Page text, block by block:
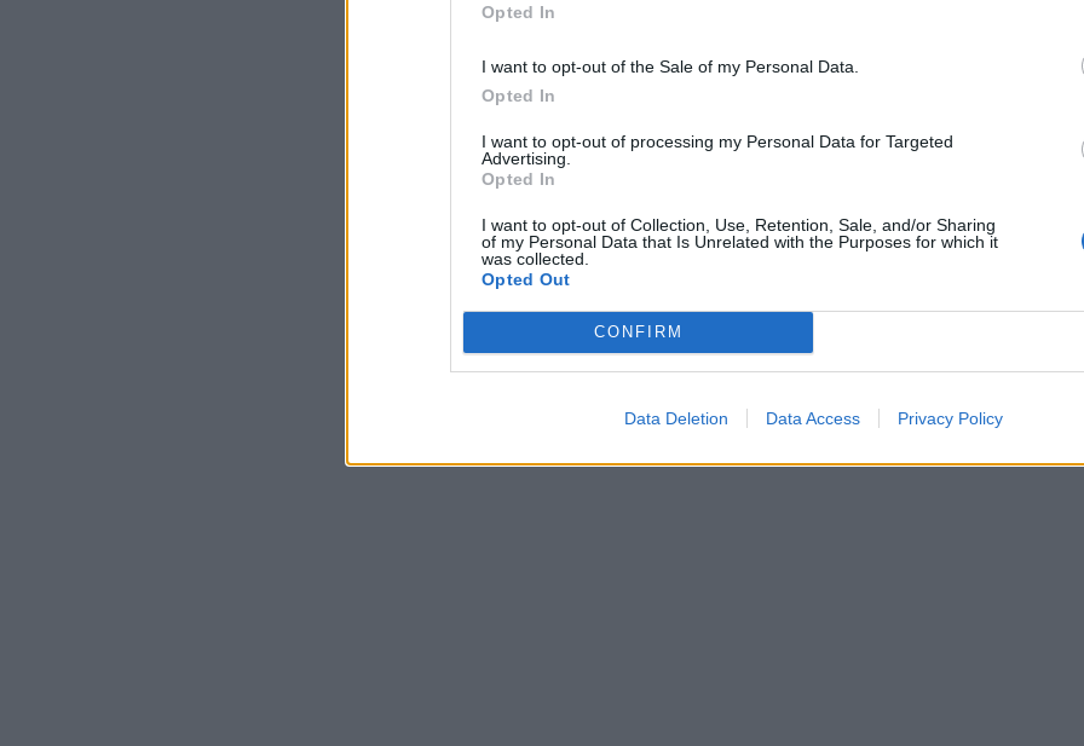
Opted In
I want to opt-out of the Sale of my Personal Data.
Opted In
I want to opt-out of processing my Personal Data for Targeted
Advertising.
Opted In
I want to opt-out of Collection, Use, Retention, Sale, and/or Sharing
of my Personal Data that Is Unrelated with the Purposes for which it
was collected.
Opted Out
CONFIRM
Data Deletion Data Access Privacy Policy